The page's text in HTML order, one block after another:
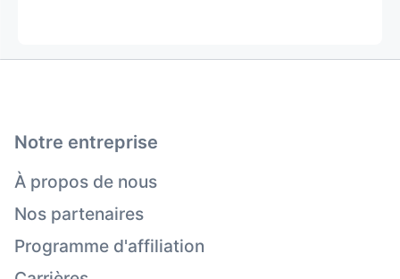
Notre entreprise
À propos de nous
Nos partenaires
Programme d'affiliation